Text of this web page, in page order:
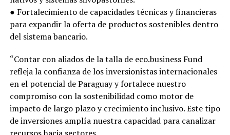
● Fortalecimiento de capacidades técnicas y financieras
para expandir la oferta de productos sostenibles dentro
del sistema bancario.
“Contar con aliados de la talla de eco.business Fund
refleja la confianza de los inversionistas internacionales
en el potencial de Paraguay y fortalece nuestro
compromiso con la sostenibilidad como motor de
impacto de largo plazo y crecimiento inclusivo. Este tipo
de inversiones amplía nuestra capacidad para canalizar